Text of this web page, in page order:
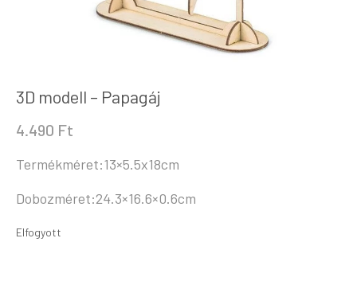
3D modell – Papagáj
4.490 Ft
Termékméret:13×5.5x18cm
Dobozméret:24.3×16.6×0.6cm
Elfogyott